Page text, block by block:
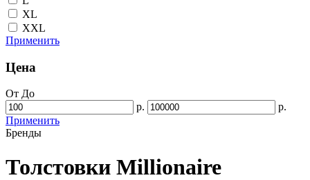
XL
XXL
Применить
Цена
От До
р.
р.
Применить
Бренды
Толстовки Millionaire